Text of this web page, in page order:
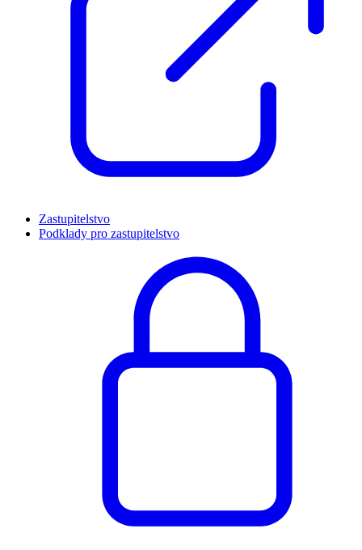
Zastupitelstvo
Podklady pro zastupitelstvo